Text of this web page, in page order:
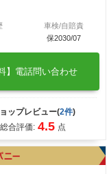
車検/自賠責
保2030/07
】電話問い合わせ
ップレビュー(2件)
総合評価: 4.5 点